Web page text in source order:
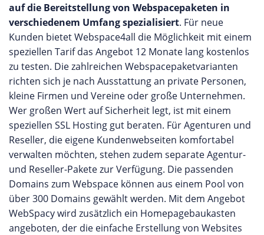
auf die Bereitstellung von Webspacepaketen in
verschiedenem Umfang spezialisiert. Für neue
Kunden bietet Webspace4all die Möglichkeit mit einem
speziellen Tarif das Angebot 12 Monate lang kostenlos
zu testen. Die zahlreichen Webspacepaketvarianten
richten sich je nach Ausstattung an private Personen,
kleine Firmen und Vereine oder große Unternehmen.
Wer großen Wert auf Sicherheit legt, ist mit einem
speziellen SSL Hosting gut beraten. Für Agenturen und
Reseller, die eigene Kundenwebseiten komfortabel
verwalten möchten, stehen zudem separate Agentur-
und Reseller-Pakete zur Verfügung. Die passenden
Domains zum Webspace können aus einem Pool von
über 300 Domains gewählt werden. Mit dem Angebot
WebSpacy wird zusätzlich ein Homepagebaukasten
angeboten, der die einfache Erstellung von Websites